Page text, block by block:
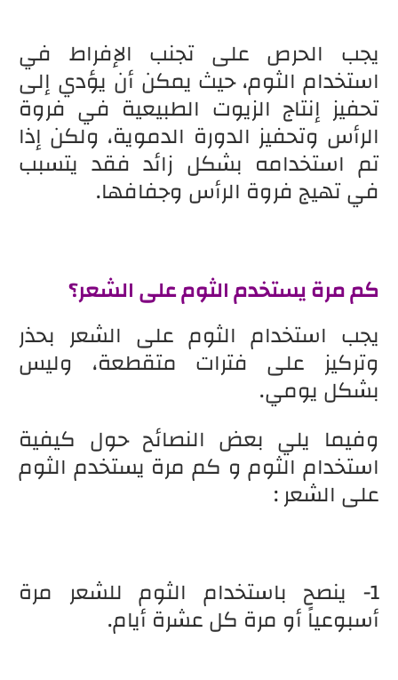
يجب الحرص على تجنب الإفراط في
استخدام الثوم، حيث يمكن أن يؤدي إلى
تحفيز إنتاج الزيوت الطبيعية في فروة
الرأس وتحفيز الدورة الدموية، ولكن إذا
تم استخدامه بشكل زائد فقد يتسبب
في تهيج فروة الرأس وجفافها.
كم مرة يستخدم الثوم على الشعر؟
يجب استخدام الثوم على الشعر بحذر
وتركيز على فترات متقطعة، وليس
بشكل يومي.
وفيما يلي بعض النصائح حول كيفية
استخدام الثوم و كم مرة يستخدم الثوم
على الشعر :
1- ينصح باستخدام الثوم للشعر مرة
أسبوعياً أو مرة كل عشرة أيام.